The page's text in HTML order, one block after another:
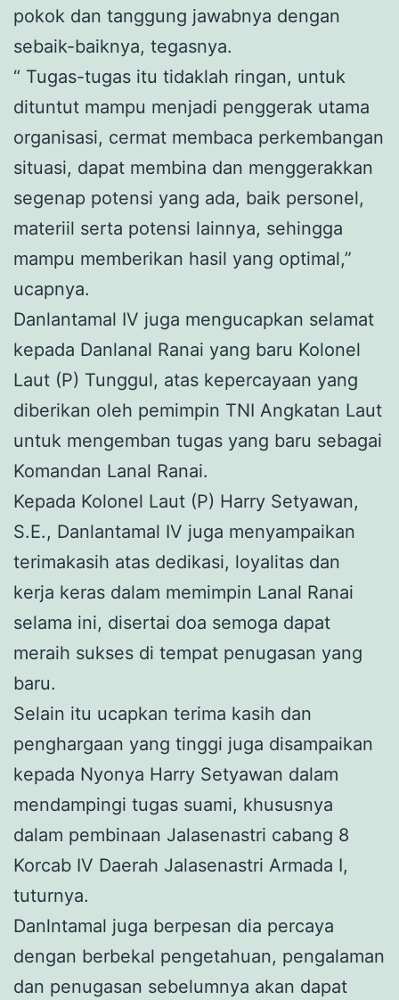
pokok dan tanggung jawabnya dengan
sebaik-baiknya, tegasnya.
“ Tugas-tugas itu tidaklah ringan, untuk
dituntut mampu menjadi penggerak utama
organisasi, cermat membaca perkembangan
situasi, dapat membina dan menggerakkan
segenap potensi yang ada, baik personel,
materiil serta potensi lainnya, sehingga
mampu memberikan hasil yang optimal,”
ucapnya.
Danlantamal IV juga mengucapkan selamat
kepada Danlanal Ranai yang baru Kolonel
Laut (P) Tunggul, atas kepercayaan yang
diberikan oleh pemimpin TNI Angkatan Laut
untuk mengemban tugas yang baru sebagai
Komandan Lanal Ranai.
Kepada Kolonel Laut (P) Harry Setyawan,
S.E., Danlantamal IV juga menyampaikan
terimakasih atas dedikasi, loyalitas dan
kerja keras dalam memimpin Lanal Ranai
selama ini, disertai doa semoga dapat
meraih sukses di tempat penugasan yang
baru.
Selain itu ucapkan terima kasih dan
penghargaan yang tinggi juga disampaikan
kepada Nyonya Harry Setyawan dalam
mendampingi tugas suami, khususnya
dalam pembinaan Jalasenastri cabang 8
Korcab IV Daerah Jalasenastri Armada I,
tuturnya.
Danlntamal juga berpesan dia percaya
dengan berbekal pengetahuan, pengalaman
dan penugasan sebelumnya akan dapat